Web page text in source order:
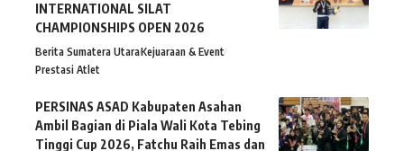
INTERNATIONAL SILAT
CHAMPIONSHIPS OPEN 2026
Berita Sumatera UtaraKejuaraan & Event
Prestasi Atlet
PERSINAS ASAD Kabupaten Asahan
Ambil Bagian di Piala Wali Kota Tebing
Tinggi Cup 2026, Fatchu Raih Emas dan